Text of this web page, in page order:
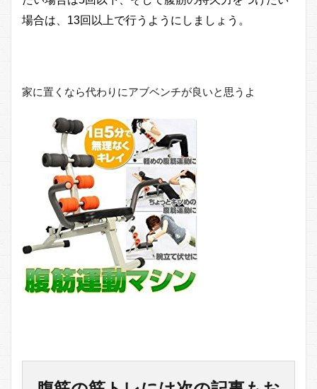
場合は、13回以上で行うようにしましょう。
家に置くなら代わりにアブベンチが良いと思うよ